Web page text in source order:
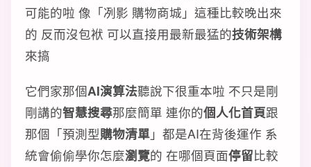
可能的啦 像「冽影 購物商城」這種比較晚出來
的 反而沒包袱 可以直接用最新最猛的技術架構
來搞
它們家那個AI演算法聽說下很重本啦 不只是剛
剛講的智慧搜尋那麼簡單 連你的個人化首頁跟
那個「預測型購物清單」都是AI在背後運作 系
統會偷偷學你怎麼瀏覽的 在哪個頁面停留比較